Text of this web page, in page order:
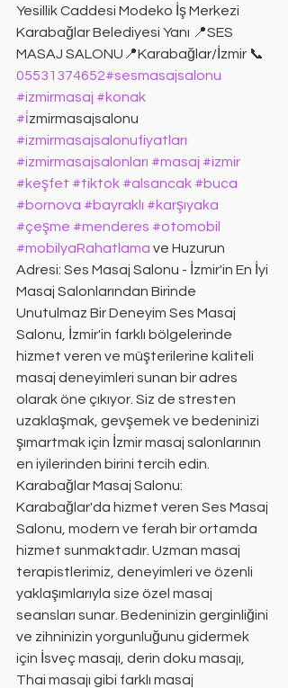
Yesillik Caddesi Modeko İş Merkezi
Karabağlar Belediyesi Yanı 📍SES
MASAJ SALONU📍Karabağlar/İzmir 📞
05531374652#sesmasajsalonu
#izmirmasaj #konak
#i̇zmirmasajsalonu
#izmirmasajsalonufiyatları
#izmirmasajsalonları #masaj #izmir
#keşfet #tiktok #alsancak #buca
#bornova #bayraklı #karşıyaka
#çeşme #menderes #otomobil
#mobilyaRahatlama ve Huzurun
Adresi: Ses Masaj Salonu - İzmir'in En İyi
Masaj Salonlarından Birinde
Unutulmaz Bir Deneyim Ses Masaj
Salonu, İzmir'in farklı bölgelerinde
hizmet veren ve müşterilerine kaliteli
masaj deneyimleri sunan bir adres
olarak öne çıkıyor. Siz de stresten
uzaklaşmak, gevşemek ve bedeninizi
şımartmak için İzmir masaj salonlarının
en iyilerinden birini tercih edin.
Karabağlar Masaj Salonu:
Karabağlar'da hizmet veren Ses Masaj
Salonu, modern ve ferah bir ortamda
hizmet sunmaktadır. Uzman masaj
terapistlerimiz, deneyimleri ve özenli
yaklaşımlarıyla size özel masaj
seansları sunar. Bedeninizin gerginliğini
ve zihninizin yorgunluğunu gidermek
için İsveç masajı, derin doku masajı,
Thai masajı gibi farklı masaj